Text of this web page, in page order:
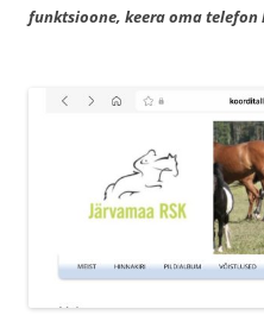
funktsioone, keera oma telefon